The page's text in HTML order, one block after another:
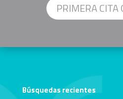
PRIMERA CITA
Búsquedas recientes